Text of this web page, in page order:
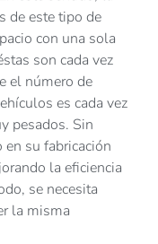
de este tipo de
con una sola
son cada vez
el número de
es cada vez
pesados. Sin
su fabricación
la eficiencia
se necesita
la misma